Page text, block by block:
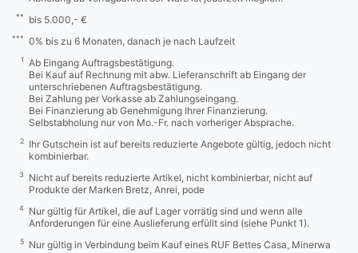
** bis 5.000,- €
*** 0% bis zu 6 Monaten, danach je nach Laufzeit
1
Ab Eingang Auftragsbestätigung.
Bei Kauf auf Rechnung mit abw. Lieferanschrift ab Eingang der
unterschriebenen Auftragsbestätigung.
Bei Zahlung per Vorkasse ab Zahlungseingang.
Bei Finanzierung ab Genehmigung Ihrer Finanzierung.
Selbstabholung nur von Mo.-Fr. nach vorheriger Absprache.
2
Ihr Gutschein ist auf bereits reduzierte Angebote gültig, jedoch nicht
kombinierbar.
3
Nicht auf bereits reduzierte Artikel, nicht kombinierbar, nicht auf
Produkte der Marken Bretz, Anrei, pode
4
Nur gültig für Artikel, die auf Lager vorrätig sind und wenn alle
Anforderungen für eine Auslieferung erfüllt sind (siehe Punkt 1).
5
Nur gültig in Verbindung beim Kauf eines RUF Bettes Casa, Minerwa